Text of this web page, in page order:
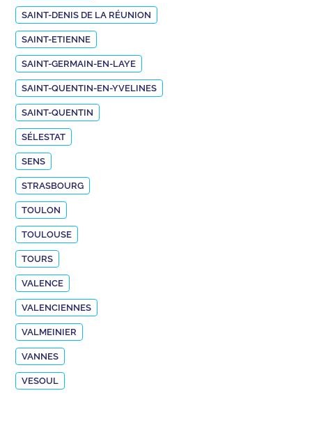
SAINT-DENIS DE LA RÉUNION
SAINT-ETIENNE
SAINT-GERMAIN-EN-LAYE
SAINT-QUENTIN-EN-YVELINES
SAINT-QUENTIN
SÉLESTAT
SENS
STRASBOURG
TOULON
TOULOUSE
TOURS
VALENCE
VALENCIENNES
VALMEINIER
VANNES
VESOUL